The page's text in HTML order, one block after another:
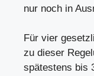
nur noch in
Für vier
zu dieser
spätestens bis